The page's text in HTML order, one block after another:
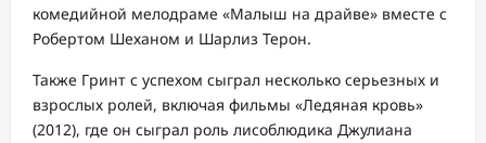
комедийной мелодраме «Малыш на драйве» вместе с
Робертом Шеханом и Шарлиз Терон.
Также Гринт с успехом сыграл несколько серьезных и
взрослых ролей, включая фильмы «Ледяная кровь»
(2012), где он сыграл роль лисоблюдика Джулиана